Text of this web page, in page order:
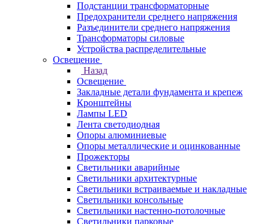
Подстанции трансформаторные
Предохранители среднего напряжения
Разъединители среднего напряжения
Трансформаторы силовые
Устройства распределительные
Освещение
Назад
Освещение
Закладные детали фундамента и крепеж
Кронштейны
Лампы LED
Лента светодиодная
Опоры алюминиевые
Опоры металлические и оцинкованные
Прожекторы
Светильники аварийные
Светильники архитектурные
Светильники встраиваемые и накладные
Светильники консольные
Светильники настенно-потолочные
Светильники парковые